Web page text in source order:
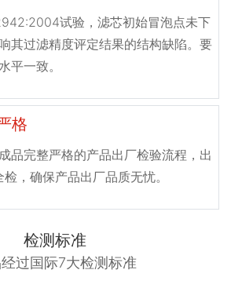
试验，滤芯初始冒泡点未下
其过滤精度评定结果的结构缺陷。要
平一致。
格
品完整严格的产品出厂检验流程，出
，确保产品出厂品质无忧。
检测标准
过国际7大检测标准